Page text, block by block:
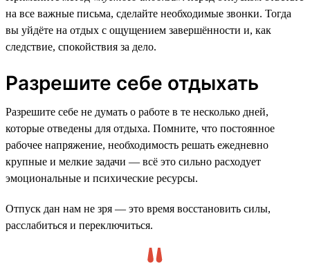
на все важные письма, сделайте необходимые звонки. Тогда
вы уйдёте на отдых с ощущением завершённости и, как
следствие, спокойствия за дело.
Разрешите себе отдыхать
Разрешите себе не думать о работе в те несколько дней,
которые отведены для отдыха. Помните, что постоянное
рабочее напряжение, необходимость решать ежедневно
крупные и мелкие задачи — всё это сильно расходует
эмоциональные и психические ресурсы.
Отпуск дан нам не зря — это время восстановить силы,
расслабиться и переключиться.